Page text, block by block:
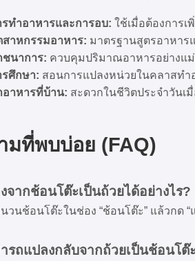
รทำอาหารและการอบ: ใช้เมื่อต้องการ
สาหกรรมอาหาร: มาตรฐานสูตรอาหาร
ชนาการ: ควบคุมปริมาณอาหารอย่างแ
รศึกษา: สอนการแปลงหน่วยในคลาสทำ
อาหารที่บ้าน: สะดวกในชีวิตประจำวัน
มที่พบบ่อย (FAQ)
จากช้อนโต๊ะเป็นถ้วยได้อย่างไร?
วนช้อนโต๊ะในช่อง “ช้อนโต๊ะ” แล้วกด
รถแปลงกลับจากถ้วยเป็นช้อนโต๊